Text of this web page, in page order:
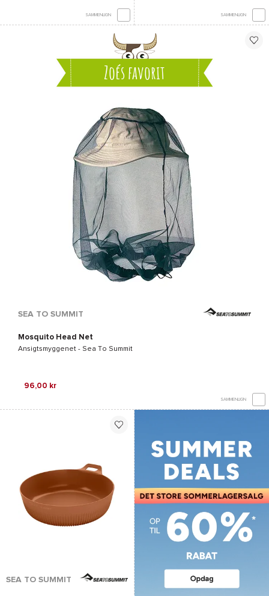
SAMMENLIGN SAMMENLIGN
Zoés favorit
SEA TO SUMMIT
Mosquito Head Net
Ansigtsmyggenet - Sea To Summit
96,00 kr
SAMMENLIGN
SEA TO SUMMIT